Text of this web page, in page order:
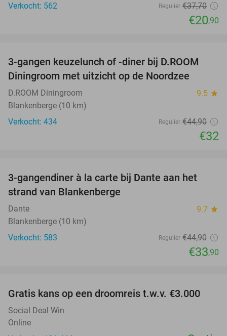
Verkocht: 562
Regulier €37,70
€20,90
29%
3-gangen keuzelunch of -diner bij D.ROOM
Diningroom met uitzicht op de Noordzee
D.ROOM Diningroom 9.5 star
Blankenberge (10 km)
Verkocht: 434
Regulier €44,90
€32
24%
3-gangendiner à la carte bij Dante aan het
strand van Blankenberge
Dante 9.7 star
Blankenberge (10 km)
Verkocht: 583
Regulier €44,90
€33,90
Gratis kans op een droomreis t.w.v. €3.000
Social Deal Win
Online